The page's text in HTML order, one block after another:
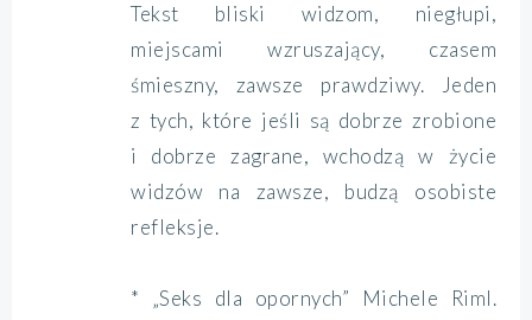
Tekst bliski widzom, niegłupi,
miejscami wzruszający, czasem
śmieszny, zawsze prawdziwy. Jeden
z tych, które jeśli są dobrze zrobione
i dobrze zagrane, wchodzą w życie
widzów na zawsze, budzą osobiste
refleksje.
* „Seks dla opornych” Michele Riml.